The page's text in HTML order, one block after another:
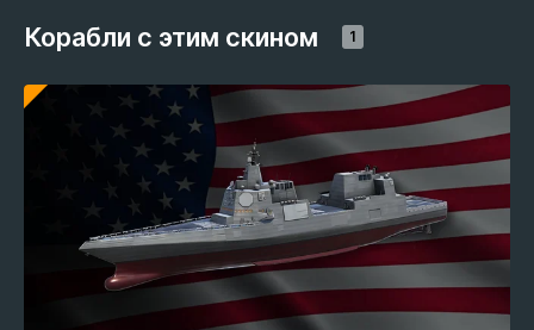
Корабли с этим скином 1